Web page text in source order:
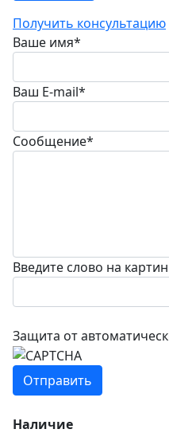
Получить консультацию
Ваше имя*
Ваш E-mail*
Сообщение*
Введите слово на
Защита от
Наличие